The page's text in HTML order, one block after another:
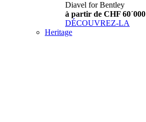
Diavel for Bentley
à partir de CHF 60´000
DÉCOUVREZ-LA
Heritage